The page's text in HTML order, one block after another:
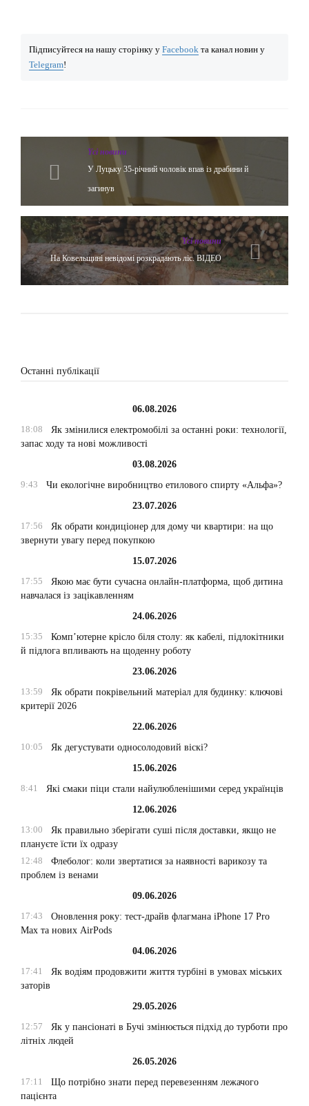
Підписуйтеся на нашу сторінку у Facebook та канал новин у
Telegram!
Yсі новини
У Луцьку 35-річний чоловік впав із драбини й
загинув
Yсі новини
На Ковельщині невідомі розкрадають ліс. ВІДЕО
Останні публікації
06.08.2026
18:08
Як змінилися електромобілі за останні роки: технології,
запас ходу та нові можливості
03.08.2026
9:43
Чи екологічне виробництво етилового спирту «Альфа»?
23.07.2026
17:56
Як обрати кондиціонер для дому чи квартири: на що
звернути увагу перед покупкою
15.07.2026
17:55
Якою має бути сучасна онлайн-платформа, щоб дитина
навчалася із зацікавленням
24.06.2026
15:35
Комп’ютерне крісло біля столу: як кабелі, підлокітники
й підлога впливають на щоденну роботу
23.06.2026
13:59
Як обрати покрівельний матеріал для будинку: ключові
критерії 2026
22.06.2026
10:05
Як дегустувати односолодовий віскі?
15.06.2026
8:41
Які смаки піци стали найулюбленішими серед українців
12.06.2026
13:00
Як правильно зберігати суші після доставки, якщо не
плануєте їсти їх одразу
12:48
Флеболог: коли звертатися за наявності варикозу та
проблем із венами
09.06.2026
17:43
Оновлення року: тест-драйв флагмана iPhone 17 Pro
Max та нових AirPods
04.06.2026
17:41
Як водіям продовжити життя турбіні в умовах міських
заторів
29.05.2026
12:57
Як у пансіонаті в Бучі змінюється підхід до турботи про
літніх людей
26.05.2026
17:11
Що потрібно знати перед перевезенням лежачого
пацієнта